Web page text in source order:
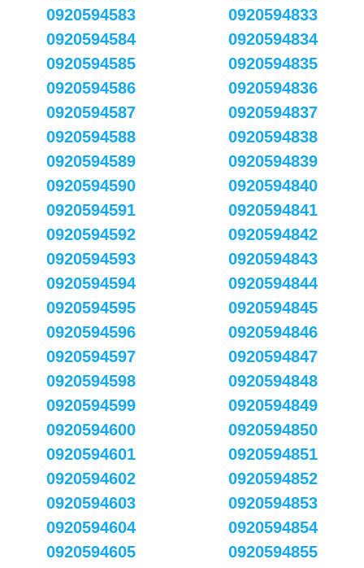
0920594583
0920594584
0920594585
0920594586
0920594587
0920594588
0920594589
0920594590
0920594591
0920594592
0920594593
0920594594
0920594595
0920594596
0920594597
0920594598
0920594599
0920594600
0920594601
0920594602
0920594603
0920594604
0920594605
0920594833
0920594834
0920594835
0920594836
0920594837
0920594838
0920594839
0920594840
0920594841
0920594842
0920594843
0920594844
0920594845
0920594846
0920594847
0920594848
0920594849
0920594850
0920594851
0920594852
0920594853
0920594854
0920594855